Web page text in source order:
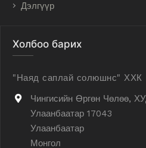
Дэлгүүр
Холбоо барих
"Наяд саплай солюшнс" ХХК
Чингисийн Өргөн Чөлөө,
Улаанбаатар 17043
Улаанбаатар
Монгол